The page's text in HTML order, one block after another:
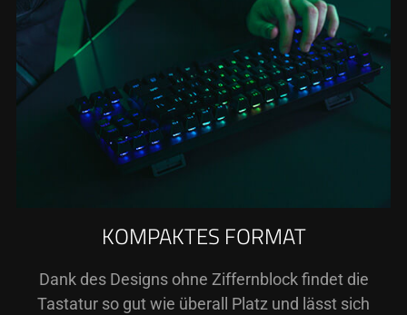
KOMPAKTES FORMAT
Dank des Designs ohne Ziffernblock findet die
Tastatur so gut wie überall Platz und lässt sich